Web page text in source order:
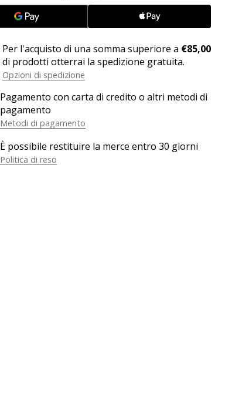
Per l'acquisto di una somma superiore a €85,00
di prodotti otterrai la spedizione gratuita.
Opzioni di spedizione
Pagamento con carta di credito o altri metodi di
pagamento
Metodi di pagamento
È possibile restituire la merce entro 30 giorni
Politica di reso